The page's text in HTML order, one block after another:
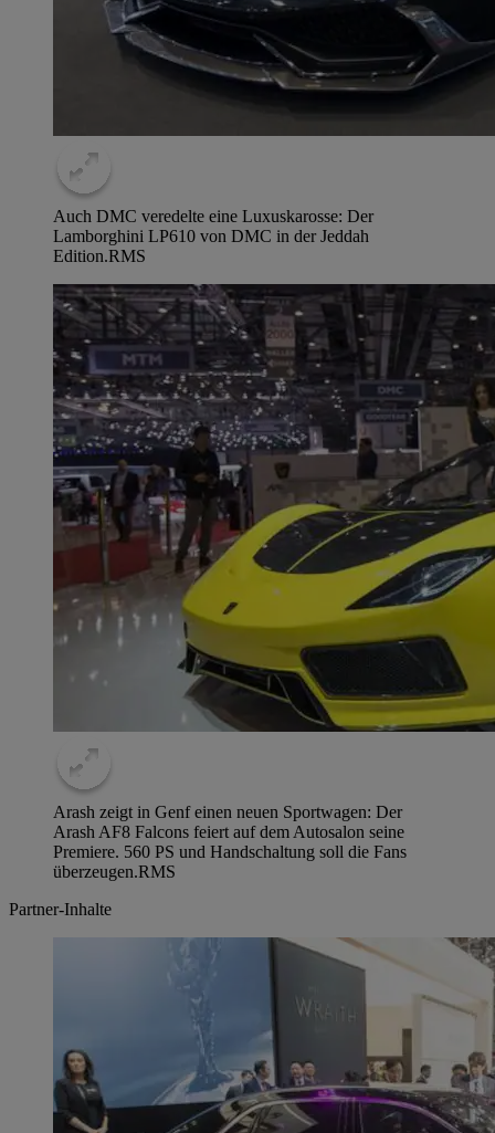
Auch DMC veredelte eine Luxuskarosse: Der
Lamborghini LP610 von DMC in der Jeddah
Edition.RMS
Arash zeigt in Genf einen neuen Sportwagen: Der
Arash AF8 Falcons feiert auf dem Autosalon seine
Premiere. 560 PS und Handschaltung soll die Fans
überzeugen.RMS
Partner-Inhalte